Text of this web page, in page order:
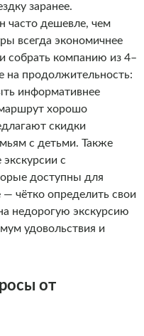
заранее.
часто дешевле, чем
всегда экономичнее
собрать компанию из 4–
на продолжительность:
информативнее
хорошо
скидки
с детьми. Также
с
доступны для
— чётко определить свои
недорогую экскурсию
удовольствия и
от